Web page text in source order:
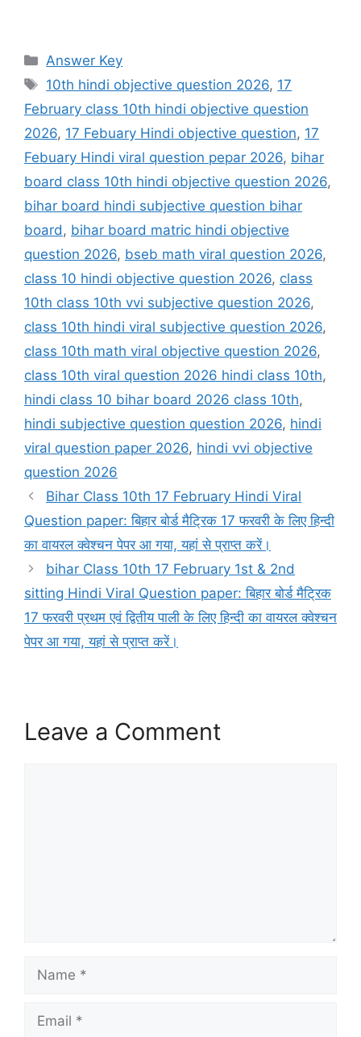
Categories
Answer Key
Tags
10th hindi objective question 2026, 17
February class 10th hindi objective question
2026, 17 Febuary Hindi objective question, 17
Febuary Hindi viral question pepar 2026, bihar
board class 10th hindi objective question 2026,
bihar board hindi subjective question bihar
board , bihar board matric hindi objective
question 2026, bseb math viral question 2026,
class 10 hindi objective question 2026, class
10th class 10th vvi subjective question 2026,
class 10th hindi viral subjective question 2026,
class 10th math viral objective question 2026,
class 10th viral question 2026 hindi class 10th,
hindi class 10 bihar board 2026 class 10th,
hindi subjective question question 2026, hindi
viral question paper 2026, hindi vvi objective
question 2026
Bihar Class 10th 17 February Hindi Viral
Question paper: बिहार बोर्ड मैट्रिक 17 फरवरी के लिए हिन्दी
का वायरल क्वेश्चन पेपर आ गया, यहां से प्राप्त करें।
bihar Class 10th 17 February 1st & 2nd
sitting Hindi Viral Question paper: बिहार बोर्ड मैट्रिक
17 फरवरी प्रथम एवं द्वितीय पाली के लिए हिन्दी का वायरल क्वेश्चन
पेपर आ गया, यहां से प्राप्त करें।
Leave a Comment